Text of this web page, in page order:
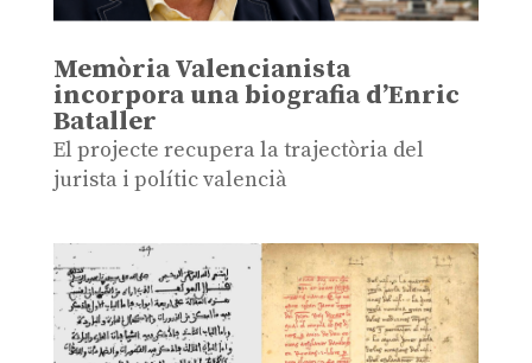
Memòria Valencianista
incorpora una biografia d’Enric
Bataller
El projecte recupera la trajectòria del
jurista i polític valencià